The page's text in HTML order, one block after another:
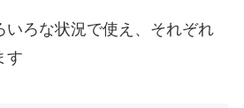
いろな状況で使え、それぞれ
す